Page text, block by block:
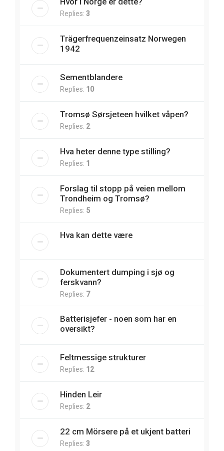
Replies: 3
Trägerfrequenzeinsatz Norwegen
1942
Sementblandere
Replies: 10
Tromsø Sørsjeteen hvilket våpen?
Replies: 2
Hva heter denne type stilling?
Replies: 1
Forslag til stopp på veien mellom
Trondheim og Tromsø?
Replies: 5
Hva kan dette være
Dokumentert dumping i sjø og
ferskvann?
Replies: 7
Batterisjefer - noen som har en
oversikt?
Feltmessige strukturer
Replies: 12
Hinden Leir
Replies: 2
22 cm Mörsere på et ukjent batteri
Replies: 3